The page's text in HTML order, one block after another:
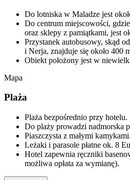
Do lotniska w Maladze jest
Do centrum miejscowości,
oraz sklepy z pamiątkami, jest
Przystanek autobusowy, skąd
i Nerja, znajduje się około 400
Obiekt położony jest w
Mapa
Plaża
Plaża bezpośrednio przy hotelu.
Do plaży prowadzi nadmorska
Piaszczysta z małymi kamykami.
Leżaki i parasole płatne ok. 8
Hotel zapewnia ręczniki
możliwa opłata za wymianę).